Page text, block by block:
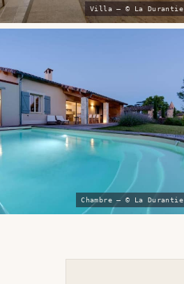
Villa — © La Durantie
Chambre — © La Durantie